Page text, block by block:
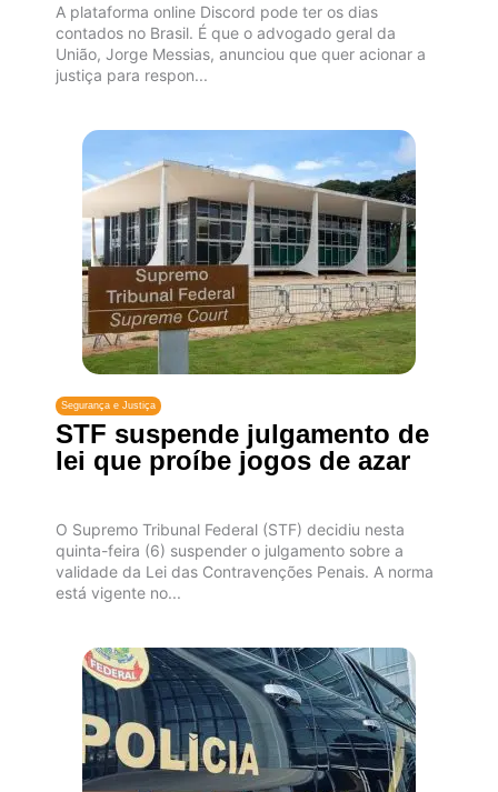
A plataforma online Discord pode ter os dias
contados no Brasil. É que o advogado geral da
União, Jorge Messias, anunciou que quer acionar a
justiça para respon...
Segurança e Justiça
STF suspende julgamento de
lei que proíbe jogos de azar
O Supremo Tribunal Federal (STF) decidiu nesta
quinta-feira (6) suspender o julgamento sobre a
validade da Lei das Contravenções Penais. A norma
está vigente no...